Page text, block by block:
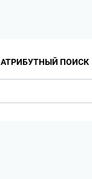
АТРИБУТНЫЙ ПОИСК